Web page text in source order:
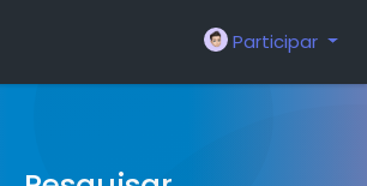
Participar